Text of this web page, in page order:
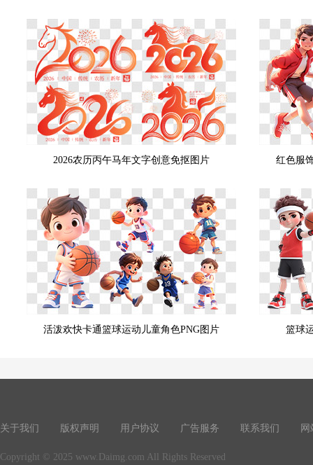
2026农历丙午马年文字创意免抠图片 红色服
活泼欢快卡通篮球运动儿童角色PNG图片 篮球
关于我们 版权声明 用户协议 广告服务 联系我们 网
Copyright © 2025 www.Daimg.com All Rights Reserved